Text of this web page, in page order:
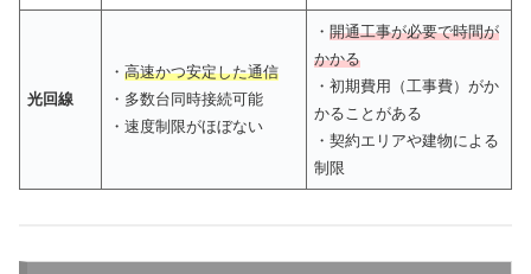
光回線
・高速かつ安定した通信
・多数台同時接続可能
・速度制限がほぼない
・開通工事が必要で時間が
かかる
・初期費用（工事費）がか
かることがある
・契約エリアや建物による
制限